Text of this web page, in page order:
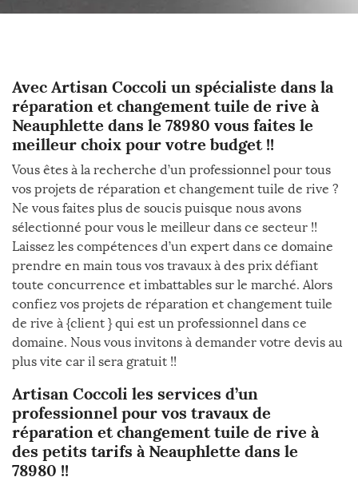
Avec Artisan Coccoli un spécialiste dans la
réparation et changement tuile de rive à
Neauphlette dans le 78980 vous faites le
meilleur choix pour votre budget !!
Vous êtes à la recherche d’un professionnel pour tous
vos projets de réparation et changement tuile de rive ?
Ne vous faites plus de soucis puisque nous avons
sélectionné pour vous le meilleur dans ce secteur !!
Laissez les compétences d’un expert dans ce domaine
prendre en main tous vos travaux à des prix défiant
toute concurrence et imbattables sur le marché. Alors
confiez vos projets de réparation et changement tuile
de rive à {client } qui est un professionnel dans ce
domaine. Nous vous invitons à demander votre devis au
plus vite car il sera gratuit !!
Artisan Coccoli les services d’un
professionnel pour vos travaux de
réparation et changement tuile de rive à
des petits tarifs à Neauphlette dans le
78980 !!